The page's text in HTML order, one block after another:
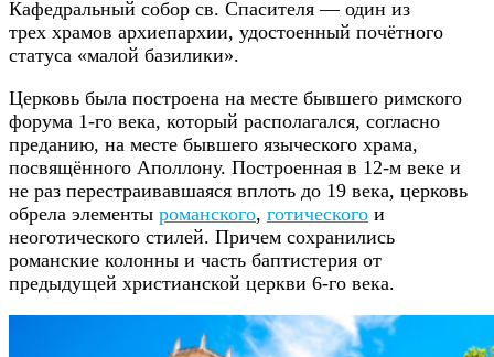
Кафедральный собор св. Спасителя — один из
трех храмов архиепархии, удостоенный почётного
статуса «малой базилики».
Церковь была построена на месте бывшего римского
форума 1-го века, который располагался, согласно
преданию, на месте бывшего языческого храма,
посвящённого Аполлону. Построенная в 12-м веке и
не раз перестраивавшаяся вплоть до 19 века, церковь
обрела элементы романского, готического и
неоготического стилей. Причем сохранились
романские колонны и часть баптистерия от
предыдущей христианской церкви 6-го века.